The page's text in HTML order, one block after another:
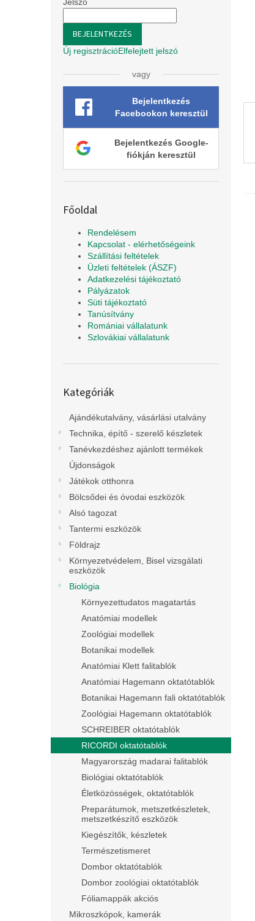
BEJELENTKEZÉS
Új regisztrációElfelejtett jelszó
vagy
Bejelentkezés
Facebookon keresztül
Bejelentkezés Google-
fiókján keresztül
Főoldal
Rendelésem
Kapcsolat - elérhetőségeink
Szállítási feltételek
Üzleti feltételek (ÁSZF)
Adatkezelési tájékoztató
Pályázatok
Süti tájékoztató
Tanúsítvány
Romániai vállalatunk
Szlovákiai vállalatunk
átugrása
Kategóriák
Ajándékutalvány, vásárlási utalvány
Technika, építő - szerelő készletek
Tanévkezdéshez ajánlott termékek
Újdonságok
Játékok otthonra
Bölcsődei és óvodai eszközök
Alsó tagozat
Tantermi eszközök
Földrajz
Környezetvédelem, Bisel vizsgálati
eszközök
Biológia
Környezettudatos magatartás
Anatómiai modellek
Zoológiai modellek
Botanikai modellek
Anatómiai Klett falitablók
Anatómiai Hagemann oktatótablók
Botanikai Hagemann fali oktatótablók
Zoológiai Hagemann oktatótablók
SCHREIBER oktatótablók
RICORDI oktatótablók
Magyarország madarai falitablók
Biológiai oktatótablók
Életközösségek, oktatótablók
Preparátumok, metszetkészletek,
metszetkészítő eszközök
Kiegészítők, készletek
Természetismeret
Dombor oktatótablók
Dombor zoológiai oktatótablók
Fóliamappák akciós
Mikroszkópok, kamerák